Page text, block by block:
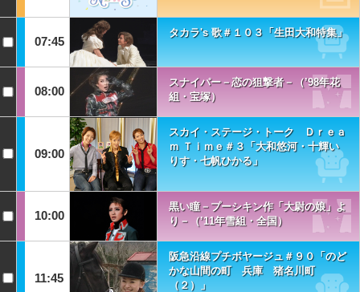
07:45
タカラ's 歌＃１０３「生田大和特集」
08:00
スナイパー－恋の狙撃者－（’98年花
組・宝塚）
09:00
スカイ・ステージ・トーク Ｄｒｅａ
ｍ Ｔｉｍｅ＃３「大和悠河・十輝い
りす・七帆ひかる」
10:00
黒い瞳－プーシキン作「大尉の娘」よ
り－（’11年雪組・全国）
11:45
阪急沿線プチボヤージュ＃９０「のど
かな山間の町 兵庫 猪名川町
（２）」